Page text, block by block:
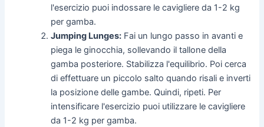
l'esercizio puoi indossare le cavigliere da 1-2 kg
per gamba.
Jumping Lunges: Fai un lungo passo in avanti e
piega le ginocchia, sollevando il tallone della
gamba posteriore. Stabilizza l'equilibrio. Poi cerca
di effettuare un piccolo salto quando risali e inverti
la posizione delle gambe. Quindi, ripeti. Per
intensificare l'esercizio puoi utilizzare le cavigliere
da 1-2 kg per gamba.